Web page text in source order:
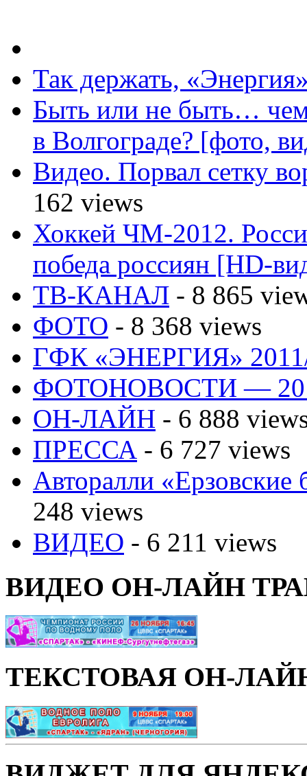
Так держать,
Быть или не быть…
в Волгограде? [фото,
Видео. Порвал сетку
162 views
Хоккей ЧМ-2012.
победа россиян [HD-
ТВ-КАНАЛ - 8 865
ФОТО - 8 368 views
ГФК «ЭНЕРГИЯ»
ФОТОНОВОСТИ —
ОН-ЛАЙН - 6 888
ПРЕССА - 6 727 views
Авторалли
248 views
ВИДЕО - 6 211 views
ВИДЕО ОН-ЛАЙН
ТЕКСТОВАЯ ОН-